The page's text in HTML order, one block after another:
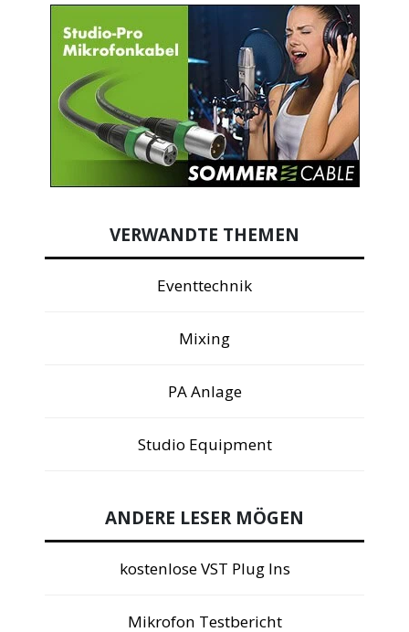
VERWANDTE THEMEN
Eventtechnik
Mixing
PA Anlage
Studio Equipment
ANDERE LESER MÖGEN
kostenlose VST Plug Ins
Mikrofon Testbericht